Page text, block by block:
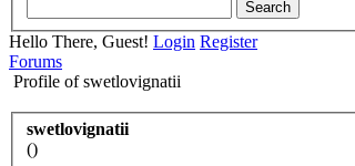
Hello There, Guest! Login Register
Forums
Profile of swetlovignatii
swetlovignatii
()